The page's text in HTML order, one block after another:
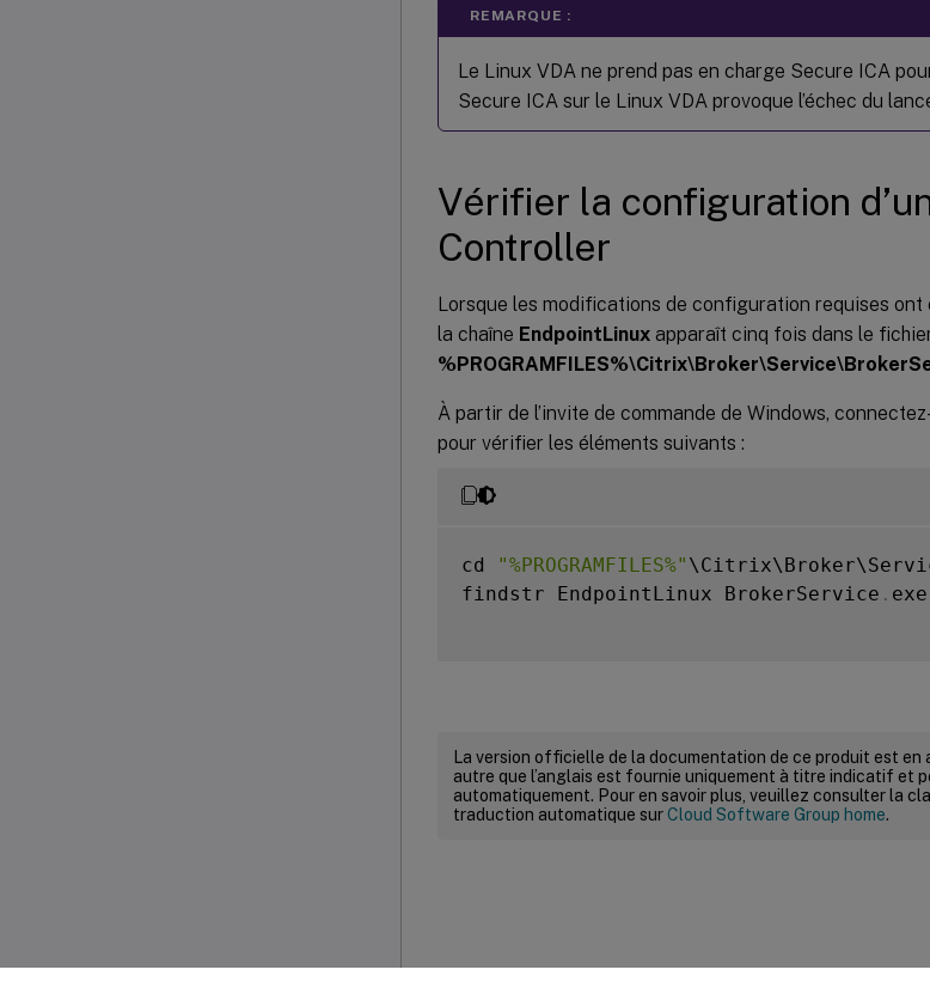
REMARQUE :
Le Linux VDA ne prend pas en charge Secure ICA
Secure ICA sur le Linux VDA provoque l’échec du
Vérifier la configuration
Controller
Lorsque les modifications de configuration requises ont
la chaîne EndpointLinux apparaît cinq fois dans le
À partir de l’invite de commande de Windows,
pour vérifier les éléments suivants :
cd "%PROGRAMFILES%"
findstr EndpointLinux BrokerService . exe
La version officielle de la documentation de ce produit est en
autre que l’anglais est fournie uniquement à titre indicatif et
automatiquement. Pour en savoir plus, veuillez consulter la
traduction automatique surCloud Software Group home.